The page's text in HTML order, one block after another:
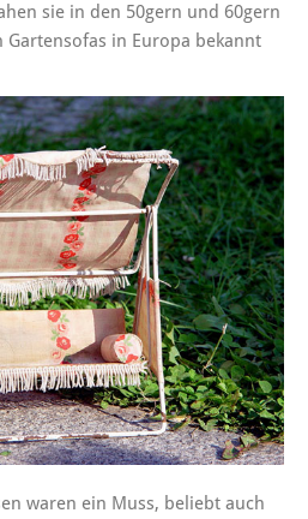
sie in den 50gern und 60gern
Gartensofas in Europa bekannt
waren ein Muss, beliebt auch